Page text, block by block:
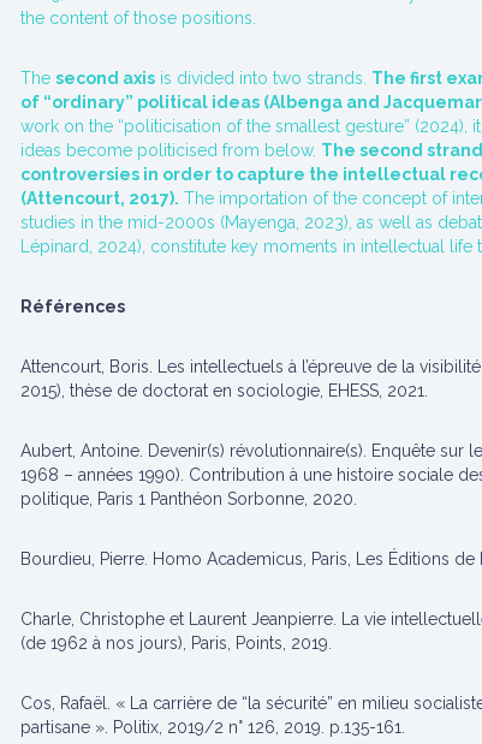
the content of those positions.
Thesecond axis is divided into two strands. The first
of “ordinary” political ideas (Albenga and
work on the “politicisation of the smallest gesture” (2024),
ideas become politicised from below. The second
controversies in order to capture the intellectual
(Attencourt, 2017). The importation of the concept of
studies in the mid-2000s (Mayenga, 2023), as well as
Lépinard, 2024), constitute key moments in intellectual
Références
Attencourt, Boris. Les intellectuels à l’épreuve de la
2015), thèse de doctorat en sociologie, EHESS, 2021.
Aubert, Antoine. Devenir(s) révolutionnaire(s). Enquête sur
1968 – années 1990). Contribution à une histoire sociale
politique, Paris 1 Panthéon Sorbonne, 2020.
Bourdieu, Pierre. Homo Academicus, Paris, Les Éditions de
Charle, Christophe et Laurent Jeanpierre. La vie
(de 1962 à nos jours), Paris, Points, 2019.
Cos, Rafaël. « La carrière de “la sécurité” en milieu
partisane ». Politix, 2019/2 n° 126, 2019. p.135-161.